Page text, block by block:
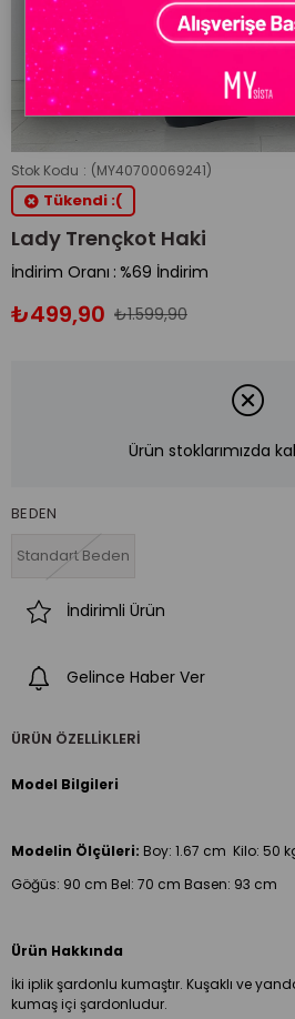
Stok Kodu (MY40700069241)
Tükendi :(
Lady Trençkot Haki
İndirim Oranı : %69 İndirim
₺1.599,90
₺499,90
Ürün stoklarımızda
BEDEN
Standart Beden
İndirimli Ürün
Gelince Haber Ver
ÜRÜN ÖZELLIKLERI
Model Bilgileri
Modelin Ölçüleri: Boy: 1.67 cm Kilo: 50
Göğüs: 90 cm Bel: 70 cm Basen: 93 cm
Ürün Hakkında
İki iplik şardonlu kumaştır. Kuşaklı ve
kumaş içi şardonludur.